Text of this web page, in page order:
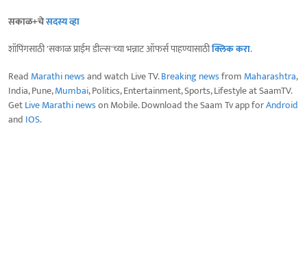
सकाळ+चेसदस्य व्हा
शॉपिंगसाठी 'सकाळ प्राईम डील्स'च्या भन्नाट ऑफर्स पाहण्यासाठीक्लिक करा.
Read Marathi newsand watch Live TV.Breaking newsfrom Maharashtra,
India, Pune,Mumbai, Politics, Entertainment, Sports, Lifestyle at SaamTV.
GetLive Marathi newson Mobile. Download the Saam Tv app forAndroid
and IOS.